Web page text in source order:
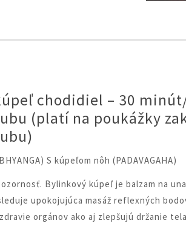
chodidiel – 30
(platí na poukážky
S kúpeľom nôh (PADAVAGAHA)
Bylinkový kúpeľ je balzam na
upokojujúca masáž reflexných
orgánov ako aj zlepšujú držanie